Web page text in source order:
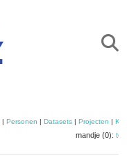
| Personen | Datasets | Projecten |
mandje (0):